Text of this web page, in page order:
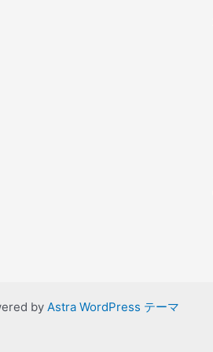
by Astra WordPress テーマ